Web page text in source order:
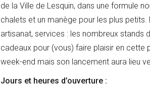
de la Ville de Lesquin, dans une formule
chalets et un manège pour les plus
artisanat, services : les nombreux stands
cadeaux pour (vous) faire plaisir en cette
week-end mais son lancement aura lieu
Jours et heures d’ouverture :